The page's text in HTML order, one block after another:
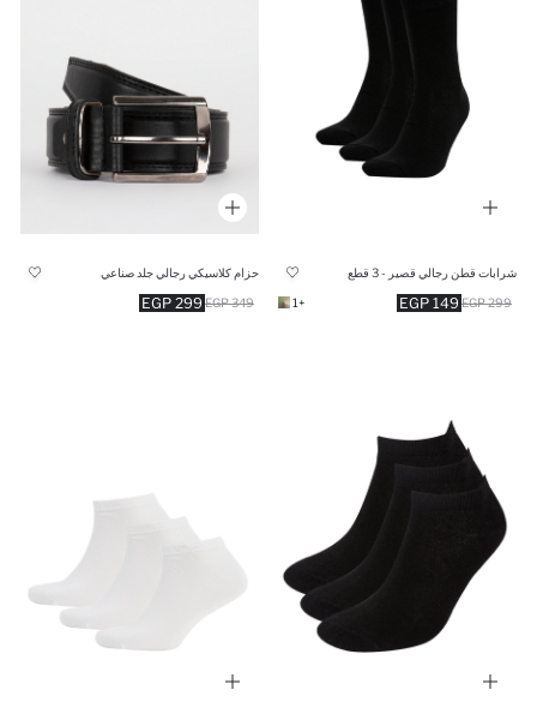
شرابات قطن رجالي قصير - 3 قطع
149 EGP 299 EGP
+1
حزام كلاسيكي رجالي جلد صناعي
299 EGP 349 EGP